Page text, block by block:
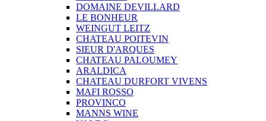
DOMAINE DEVILLARD
LE BONHEUR
WEINGUT LEITZ
CHATEAU POITEVIN
SIEUR D'ARQUES
CHATEAU PALOUMEY
ARALDICA
CHATEAU DURFORT VIVENS
MAFI ROSSO
PROVINCO
MANNS WINE